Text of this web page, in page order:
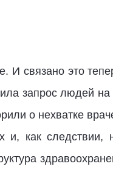
И связано это
запрос людей на
о нехватке
и, как следствии,